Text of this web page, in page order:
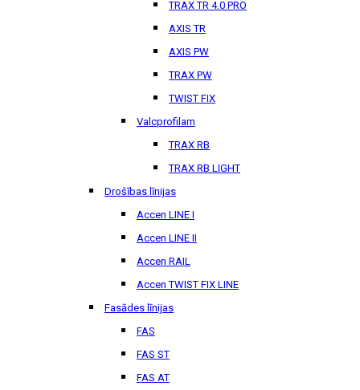
TRAX TR 4.0 PRO
AXIS TR
AXIS PW
TRAX PW
TWIST FIX
Valcprofilam
TRAX RB
TRAX RB LIGHT
Drošības līnijas
Accen LINE I
Accen LINE II
Accen RAIL
Accen TWIST FIX LINE
Fasādes līnijas
FAS
FAS ST
FAS AT